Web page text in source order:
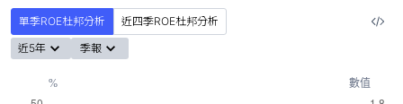
單季ROE杜邦分析
近四季ROE杜邦分析
近5年
季報